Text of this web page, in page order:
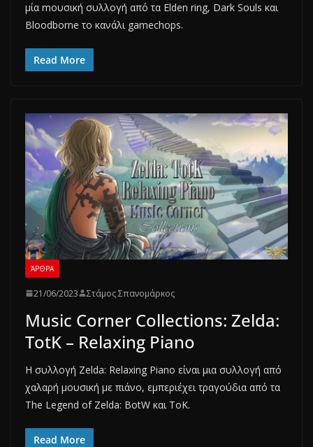
μία mουσική συλλογή από τα Elden ring, Dark Souls και
Bloodborne το κανάλι gamechops.
Read More
ΆΡΘΡΑ
21/06/2023 Στάμος Σπανομάρκος
Music Corner Collections: Zelda:
TotK – Relaxing Piano
H συλλογή Zelda: Relaxing Piano είναι μια συλλογή από
χαλαρή μουσική με πιάνο, εμπεριέχει τραγούδια από τα
The Legend of Zelda: BotW και ToK.
Read More